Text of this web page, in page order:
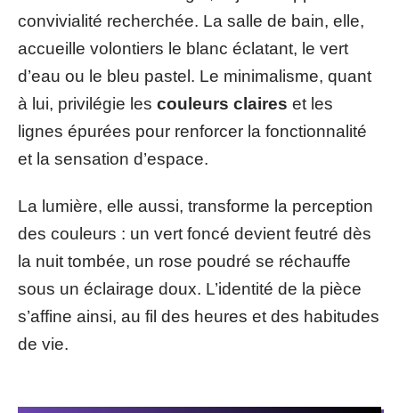
convivialité recherchée. La salle de bain, elle,
accueille volontiers le blanc éclatant, le vert
d’eau ou le bleu pastel. Le minimalisme, quant
à lui, privilégie les couleurs claires et les
lignes épurées pour renforcer la fonctionnalité
et la sensation d’espace.
La lumière, elle aussi, transforme la perception
des couleurs : un vert foncé devient feutré dès
la nuit tombée, un rose poudré se réchauffe
sous un éclairage doux. L’identité de la pièce
s’affine ainsi, au fil des heures et des habitudes
de vie.